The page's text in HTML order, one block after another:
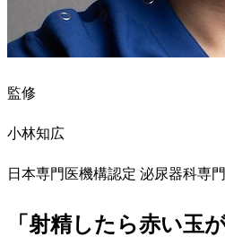
監修
小林知広
日本専門医機構認定 泌尿器科専
「射精したら赤い玉